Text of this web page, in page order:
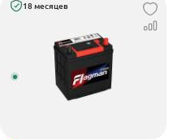
18 месяцев